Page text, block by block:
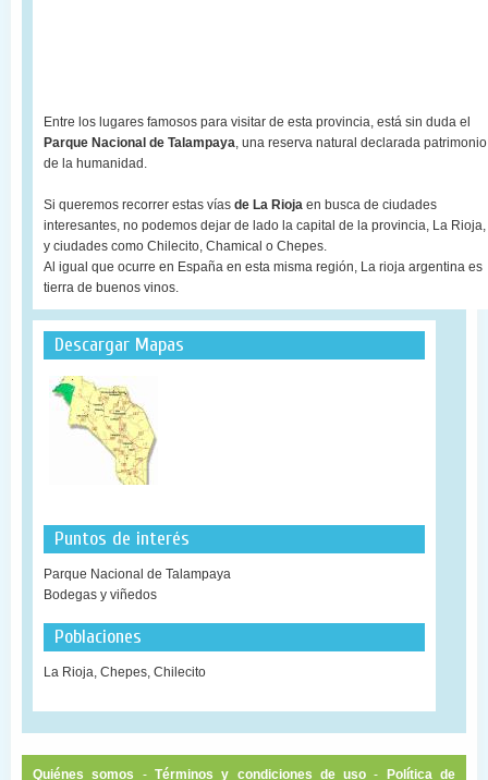
Entre los lugares famosos para visitar de esta provincia, está sin duda el
Parque Nacional de Talampaya, una reserva natural declarada patrimonio
de la humanidad.
Si queremos recorrer estas vías de La Rioja en busca de ciudades
interesantes, no podemos dejar de lado la capital de la provincia, La Rioja,
y ciudades como Chilecito, Chamical o Chepes.
Al igual que ocurre en España en esta misma región, La rioja argentina es
tierra de buenos vinos.
Descargar Mapas
Puntos de interés
Parque Nacional de Talampaya
Bodegas y viñedos
Poblaciones
La Rioja, Chepes, Chilecito
Quiénes somos - Términos y condiciones de uso - Política de